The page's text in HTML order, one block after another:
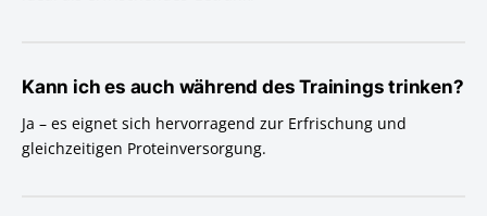
Kann ich es auch während des Trainings trinken?
Ja – es eignet sich hervorragend zur Erfrischung und
gleichzeitigen Proteinversorgung.